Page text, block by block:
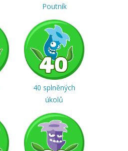
Poutník
40 splněných
úkolů